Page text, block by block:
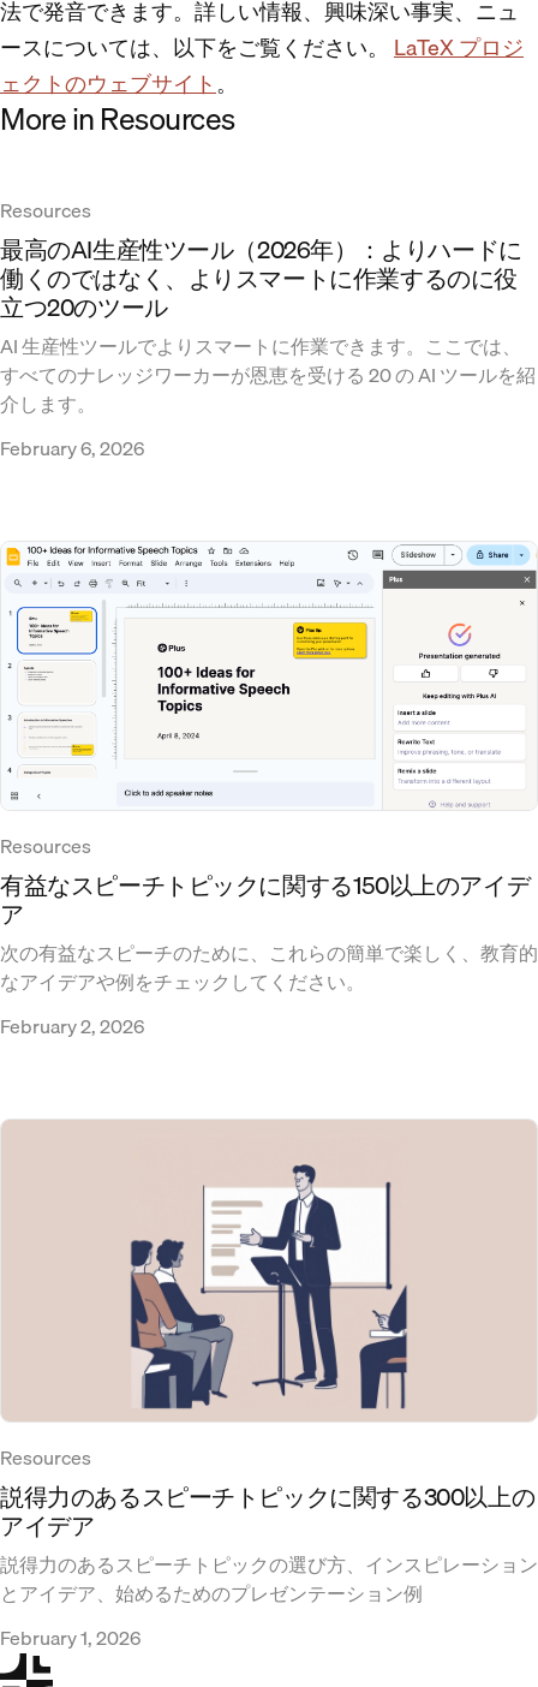
法で発音できます。詳しい情報、興味深い事実、ニュ
ースについては、以下をご覧ください。 LaTeX プロジ
ェクトのウェブサイト。
More in Resources
Resources
最高のAI生産性ツール（2026年）：よりハードに
働くのではなく、よりスマートに作業するのに役
立つ20のツール
AI 生産性ツールでよりスマートに作業できます。ここでは、
すべてのナレッジワーカーが恩恵を受ける 20 の AI ツールを紹
介します。
February 6, 2026
Resources
有益なスピーチトピックに関する150以上のアイデ
ア
次の有益なスピーチのために、これらの簡単で楽しく、教育的
なアイデアや例をチェックしてください。
February 2, 2026
Resources
説得力のあるスピーチトピックに関する300以上の
アイデア
説得力のあるスピーチトピックの選び方、インスピレーション
とアイデア、始めるためのプレゼンテーション例
February 1, 2026